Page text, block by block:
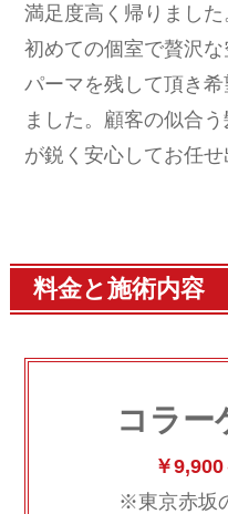
満足度高く帰りました
初めての個室で贅沢
パーマを残して頂き
ました。顧客の似合
が鋭く安心してお任せ
料金と施術内容
コラー
￥9,900
※東京赤坂